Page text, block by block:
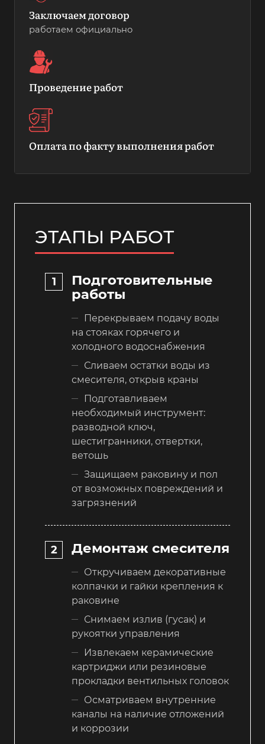
Заключаем договор
работаем официально
Проведение работ
Оплата по факту выполнения работ
ЭТАПЫ РАБОТ
Подготовительные
работы
Перекрываем подачу воды
на стояках горячего и
холодного водоснабжения
Сливаем остатки воды из
смесителя, открыв краны
Подготавливаем
необходимый инструмент:
разводной ключ,
шестигранники, отвертки,
ветошь
Защищаем раковину и пол
от возможных повреждений и
загрязнений
Демонтаж смесителя
Откручиваем декоративные
колпачки и гайки крепления к
раковине
Снимаем излив (гусак) и
рукоятки управления
Извлекаем керамические
картриджи или резиновые
прокладки вентильных головок
Осматриваем внутренние
каналы на наличие отложений
и коррозии